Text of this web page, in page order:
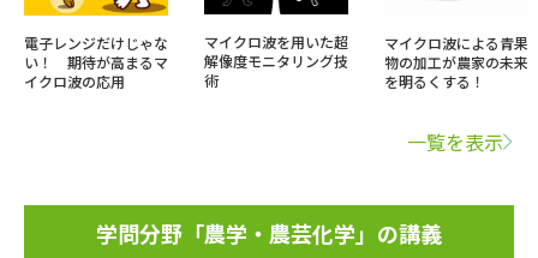
電子レンジだけじゃな
い！ 期待が高まるマ
イクロ波の応用
マイクロ波を用いた超
解像度モニタリング技
術
マイクロ波による青果
物の加工が農家の未来
を明るくする！
一覧を表示
学問分野「農学・農芸化学」の講義